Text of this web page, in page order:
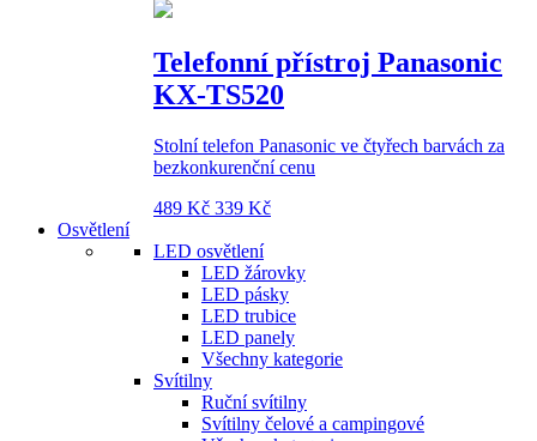
Telefonní přístroj Panasonic
KX-TS520
Stolní telefon Panasonic ve čtyřech barvách za
bezkonkurenční cenu
489 Kč 339 Kč
Osvětlení
LED osvětlení
LED žárovky
LED pásky
LED trubice
LED panely
Všechny kategorie
Svítilny
Ruční svítilny
Svítilny čelové a campingové